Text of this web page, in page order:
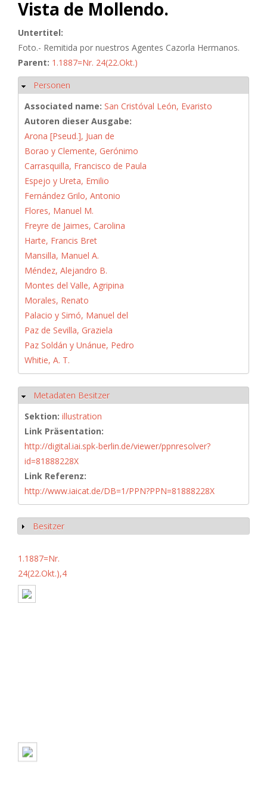
Vista de Mollendo.
Untertitel:
Foto.- Remitida por nuestros Agentes Cazorla Hermanos.
Parent: 1.1887=Nr. 24(22.Okt.)
Ausblenden
Personen
Associated name: San Cristóval León, Evaristo
Autoren dieser Ausgabe:
Arona [Pseud.], Juan de
Borao y Clemente, Gerónimo
Carrasquilla, Francisco de Paula
Espejo y Ureta, Emilio
Fernández Grilo, Antonio
Flores, Manuel M.
Freyre de Jaimes, Carolina
Harte, Francis Bret
Mansilla, Manuel A.
Méndez, Alejandro B.
Montes del Valle, Agripina
Morales, Renato
Palacio y Simó, Manuel del
Paz de Sevilla, Graziela
Paz Soldán y Unánue, Pedro
Whitie, A. T.
Ausblenden
Metadaten Besitzer
Sektion: illustration
Link Präsentation:
http://digital.iai.spk-berlin.de/viewer/ppnresolver?
id=81888228X
Link Referenz:
http://www.iaicat.de/DB=1/PPN?PPN=81888228X
Anzeigen
Besitzer
1.1887=Nr.
24(22.Okt.),4